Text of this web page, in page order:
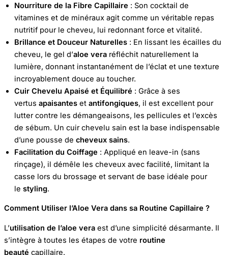
Nourriture de la Fibre Capillaire : Son cocktail de
vitamines et de minéraux agit comme un véritable repas
nutritif pour le cheveu, lui redonnant force et vitalité.
Brillance et Douceur Naturelles : En lissant les écailles du
cheveu, le gel d’aloe vera réfléchit naturellement la
lumière, donnant instantanément de l’éclat et une texture
incroyablement douce au toucher.
Cuir Chevelu Apaisé et Équilibré : Grâce à ses
vertus apaisantes et antifongiques, il est excellent pour
lutter contre les démangeaisons, les pellicules et l’excès
de sébum. Un cuir chevelu sain est la base indispensable
d’une pousse de cheveux sains.
Facilitation du Coiffage : Appliqué en leave-in (sans
rinçage), il démêle les cheveux avec facilité, limitant la
casse lors du brossage et servant de base idéale pour
le styling.
Comment Utiliser l’Aloe Vera dans sa Routine Capillaire ?
L’utilisation de l’aloe vera est d’une simplicité désarmante. Il
s’intègre à toutes les étapes de votre routine
beauté capillaire.